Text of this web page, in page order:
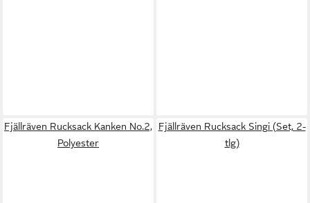
Fjällräven Rucksack Kanken No.2,
Polyester
Fjällräven Rucksack Singi (Set, 2-
tlg)